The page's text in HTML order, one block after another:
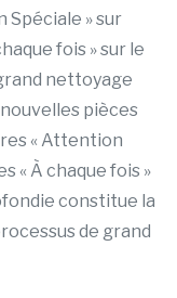
» sur
fois » sur le
nettoyage
pièces
« Attention
« À chaque fois »
constitue la
de grand